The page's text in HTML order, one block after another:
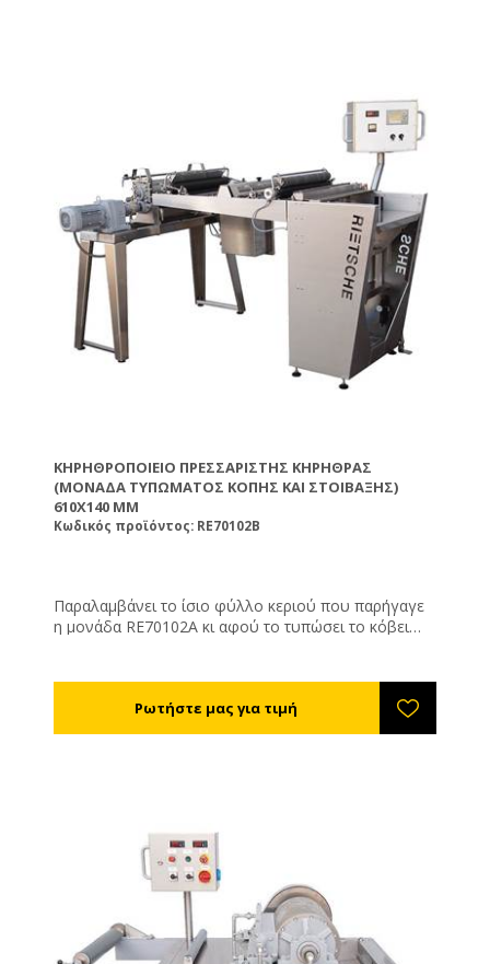
ΚΗΡΗΘΡΟΠΟΙΕΊΟ ΠΡΕΣΣΑΡΙΣΤΉΣ ΚΗΡΉΘΡΑΣ
(ΜΟΝΆΔΑ ΤΥΠΏΜΑΤΟΣ ΚΟΠΉΣ ΚΑΙ ΣΤΟΊΒΑΞΗΣ)
610X140 MM
Κωδικός προϊόντος: RE70102B
Παραλαμβάνει το ίσιο φύλλο κεριού που παρήγαγε
η μονάδα RE70102A κι αφού το τυπώσει το κόβει
φτάσει στον επιθυμητό κύκλο παραγωγής παράγει
ένα διακριτικό ήχο. Μαζί με το μηχάνημα παραγωγής